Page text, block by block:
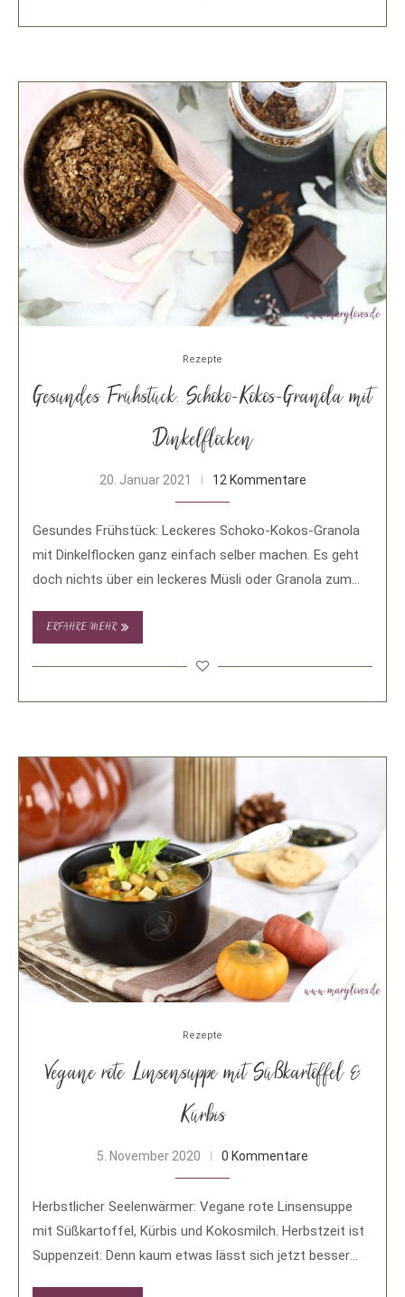
Rezepte
Gesundes Frühstück: Schoko-Kokos-Granola mit
Dinkelflocken
20. Januar 2021 12 Kommentare
Gesundes Frühstück: Leckeres Schoko-Kokos-Granola
mit Dinkelflocken ganz einfach selber machen. Es geht
doch nichts über ein leckeres Müsli oder Granola zum
ERFAHRE MEHR
Rezepte
Vegane rote Linsensuppe mit Süßkartoffel &
Kürbis
5. November 2020 0 Kommentare
Herbstlicher Seelenwärmer: Vegane rote Linsensuppe
mit Süßkartoffel, Kürbis und Kokosmilch. Herbstzeit ist
Suppenzeit: Denn kaum etwas lässt sich jetzt besser